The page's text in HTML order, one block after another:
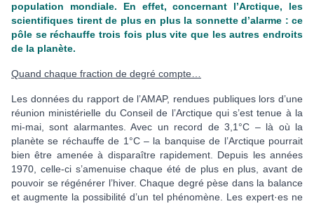
population mondiale. En effet, concernant l’Arctique, les
scientifiques tirent de plus en plus la sonnette d’alarme : ce
pôle se réchauffe trois fois plus vite que les autres endroits
de la planète.
Quand chaque fraction de degré compte…
Les données du rapport de l’AMAP, rendues publiques lors d’une
réunion ministérielle du Conseil de l’Arctique qui s’est tenue à la
mi-mai, sont alarmantes. Avec un record de 3,1°C – là où la
planète se réchauffe de 1°C – la banquise de l’Arctique pourrait
bien être amenée à disparaître rapidement. Depuis les années
1970, celle-ci s’amenuise chaque été de plus en plus, avant de
pouvoir se régénérer l’hiver. Chaque degré pèse dans la balance
et augmente la possibilité d’un tel phénomène. Les expert·es ne